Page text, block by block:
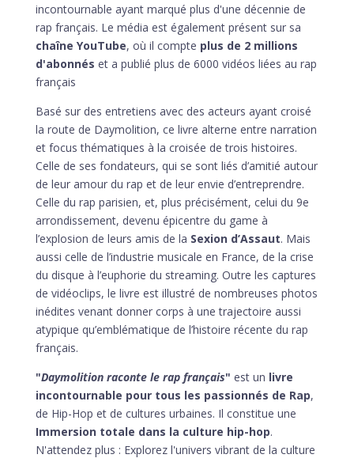
incontournable ayant marqué plus d'une décennie de
rap français. Le média est également présent sur sa
chaîne YouTube, où il compte plus de 2 millions
d'abonnés et a publié plus de 6000 vidéos liées au rap
français
Basé sur des entretiens avec des acteurs ayant croisé
la route de Daymolition, ce livre alterne entre narration
et focus thématiques à la croisée de trois histoires.
Celle de ses fondateurs, qui se sont liés d’amitié autour
de leur amour du rap et de leur envie d’entreprendre.
Celle du rap parisien, et, plus précisément, celui du 9e
arrondissement, devenu épicentre du game à
l’explosion de leurs amis de la Sexion d’Assaut. Mais
aussi celle de l’industrie musicale en France, de la crise
du disque à l’euphorie du streaming. Outre les captures
de vidéoclips, le livre est illustré de nombreuses photos
inédites venant donner corps à une trajectoire aussi
atypique qu’emblématique de l’histoire récente du rap
français.
"Daymolition raconte le rap français" est un livre
incontournable pour tous les passionnés de Rap,
de Hip-Hop et de cultures urbaines. Il constitue une
Immersion totale dans la culture hip-hop.
N'attendez plus : Explorez l'univers vibrant de la culture